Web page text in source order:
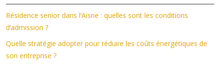
Résidence senior dans l’Aisne : quelles sont les conditions
d’admission ?
Quelle stratégie adopter pour réduire les coûts énergétiques de
son entreprise ?